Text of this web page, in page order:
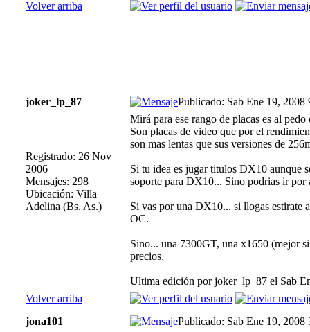
Volver arriba
joker_lp_87 Publicado: Sab Ene 19, 2008
Registrado: 26 Nov
2006
Mensajes: 298
Ubicación: Villa
Adelina (Bs. As.)
Mirá para ese rango de placas es al
Son placas de video que por el
son mas lentas que sus versiones de
Si tu idea es jugar titulos DX10 aunque
soporte para DX10... Sino podrias ir
Si vas por una DX10... si llogas estirate
OC.
Sino... una 7300GT, una x1650 (mejor
precios.
Ultima edición por joker_lp_87 el Sab
Volver arriba
jona101
Publicado: Sab Ene 19, 2008